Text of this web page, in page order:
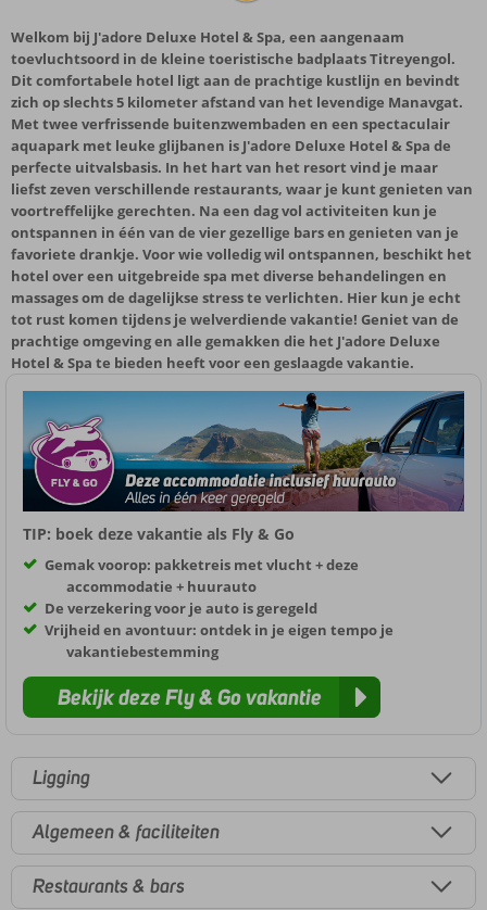
Welkom bij J'adore Deluxe Hotel & Spa, een aangenaam
toevluchtsoord in de kleine toeristische badplaats Titreyengol.
Dit comfortabele hotel ligt aan de prachtige kustlijn en bevindt
zich op slechts 5 kilometer afstand van het levendige Manavgat.
Met twee verfrissende buitenzwembaden en een spectaculair
aquapark met leuke glijbanen is J'adore Deluxe Hotel & Spa de
perfecte uitvalsbasis. In het hart van het resort vind je maar
liefst zeven verschillende restaurants, waar je kunt genieten van
voortreffelijke gerechten. Na een dag vol activiteiten kun je
ontspannen in één van de vier gezellige bars en genieten van je
favoriete drankje. Voor wie volledig wil ontspannen, beschikt het
hotel over een uitgebreide spa met diverse behandelingen en
massages om de dagelijkse stress te verlichten. Hier kun je echt
tot rust komen tijdens je welverdiende vakantie! Geniet van de
prachtige omgeving en alle gemakken die het J'adore Deluxe
Hotel & Spa te bieden heeft voor een geslaagde vakantie.
TIP: boek deze vakantie als Fly & Go
Gemak voorop: pakketreis met vlucht + deze
accommodatie + huurauto
De verzekering voor je auto is geregeld
Vrijheid en avontuur: ontdek in je eigen tempo je
vakantiebestemming
Bekijk deze Fly & Go vakantie
Ligging
Algemeen & faciliteiten
Restaurants & bars